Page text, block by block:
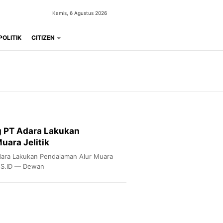
Kamis, 6 Agustus 2026
CITIZEN
PT Adara Lakukan
Jelitik
Lakukan Pendalaman Alur Muara
— Dewan